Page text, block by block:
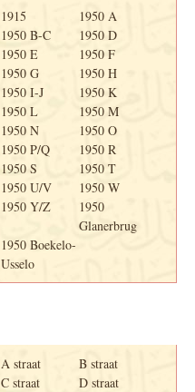
1915
1950 A
1950 B-C
1950 D
1950 E
1950 F
1950 G
1950 H
1950 I-J
1950 K
1950 L
1950 M
1950 N
1950 O
1950 P/Q
1950 R
1950 S
1950 T
1950 U/V
1950 W
1950 Y/Z
1950
Glanerbrug
1950 Boekelo-
Usselo
A straat
B straat
C straat
D straat